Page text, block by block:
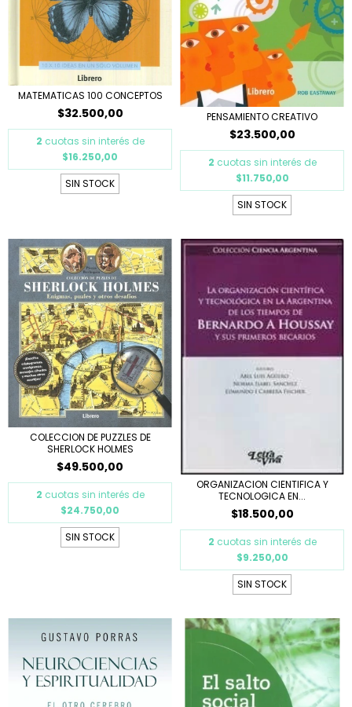
MATEMATICAS 100 CONCEPTOS
$32.500,00
2 cuotas sin interés de
$16.250,00
SIN STOCK
PENSAMIENTO CREATIVO
$23.500,00
2 cuotas sin interés de
$11.750,00
SIN STOCK
COLECCION DE PUZZLES DE
SHERLOCK HOLMES
$49.500,00
2 cuotas sin interés de
$24.750,00
SIN STOCK
ORGANIZACION CIENTIFICA Y
TECNOLOGICA EN...
$18.500,00
2 cuotas sin interés de
$9.250,00
SIN STOCK